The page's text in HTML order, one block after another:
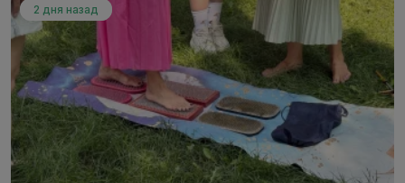
2 дня назад